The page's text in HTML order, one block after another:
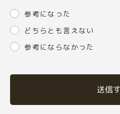
参考になった
どちらとも言えない
参考にならなかった
送信